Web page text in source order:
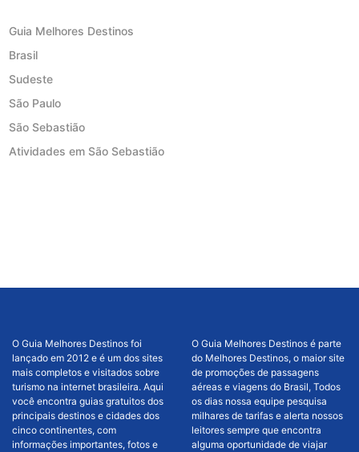
Guia Melhores Destinos
Brasil
Sudeste
São Paulo
São Sebastião
Atividades em São Sebastião
O Guia Melhores Destinos foi
lançado em 2012 e é um dos sites
mais completos e visitados sobre
turismo na internet brasileira. Aqui
você encontra guias gratuitos dos
principais destinos e cidades dos
cinco continentes, com
informações importantes, fotos e
O Guia Melhores Destinos é parte
do Melhores Destinos, o maior site
de promoções de passagens
aéreas e viagens do Brasil, Todos
os dias nossa equipe pesquisa
milhares de tarifas e alerta nossos
leitores sempre que encontra
alguma oportunidade de viajar